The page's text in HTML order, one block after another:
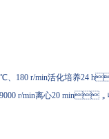
、180 r/min活化培养24
r/min离心20 min，